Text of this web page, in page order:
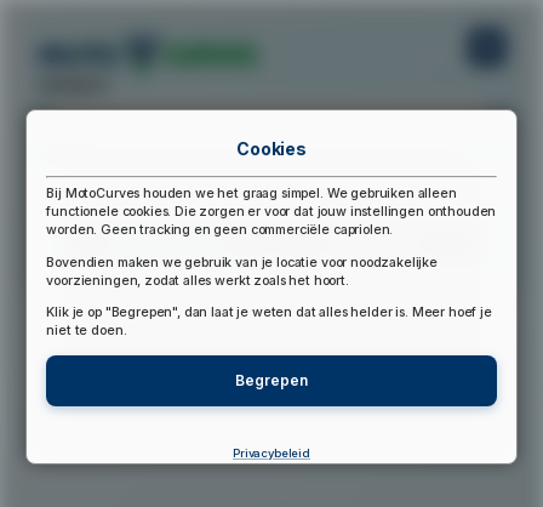
▲
Cookies
Bij MotoCurves houden we het graag simpel. We gebruiken alleen
functionele cookies. Die zorgen er voor dat jouw instellingen onthouden
worden. Geen tracking en geen commerciële capriolen.
Bovendien maken we gebruik van je locatie voor noodzakelijke
voorzieningen, zodat alles werkt zoals het hoort.
Klik je op "Begrepen", dan laat je weten dat alles helder is. Meer hoef je
niet te doen.
Begrepen
Privacybeleid